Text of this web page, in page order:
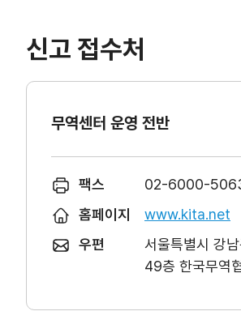
신고 접수처
무역센터 운영 전반
팩스
02-6000-
홈페이지
www.kita.net
우편
서울특별시 강
49층 한국무역